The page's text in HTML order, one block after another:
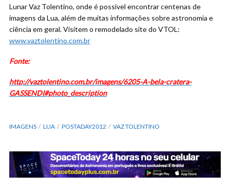
Lunar Vaz Tolentino, onde é possível encontrar centenas de
imagens da Lua, além de muitas informações sobre astronomia e
ciência em geral. Visitem o remodelado site do VTOL:
www.vaztolentino.com.br
Fonte:
http://vaztolentino.com.br/imagens/6205-A-bela-cratera-
GASSENDI#photo_description
IMAGENS LUA POSTADAY2012 VAZ TOLENTINO